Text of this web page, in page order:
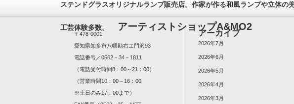
ステンドグラスオリジナルランプ販売店。作家が作る和風ランプや立体
工芸体験多数。 アーティストショップA&MO2
〒478-0001
愛知県知多市八幡勘右エ門沢93
電話番号／0562－34－1811
（電話受付時間8：00～21：00）
（営業時間10：00～16：00
※土日のみ17：00まで）
アーカイブ
2026年7月
2026年6月
2026年5月
2026年4月
2026年3月